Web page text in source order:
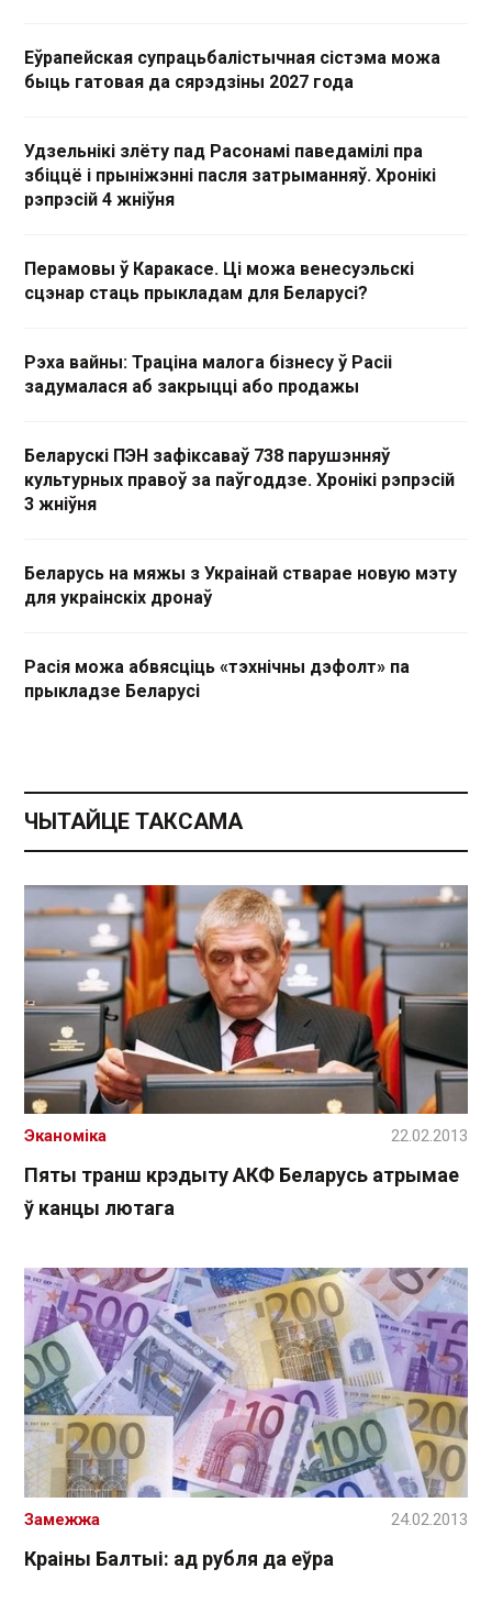
Еўрапейская супрацьбалістычная сістэма можа
быць гатовая да сярэдзіны 2027 года
Удзельнікі злёту пад Расонамі паведамілі пра
збіццё і прыніжэнні пасля затрыманняў. Хронікі
рэпрэсій 4 жніўня
Перамовы ў Каракасе. Ці можа венесуэльскі
сцэнар стаць прыкладам для Беларусі?
Рэха вайны: Траціна малога бізнесу ў Расіі
задумалася аб закрыцці або продажы
Беларускі ПЭН зафіксаваў 738 парушэнняў
культурных правоў за паўгоддзе. Хронікі рэпрэсій
3 жніўня
Беларусь на мяжы з Украінай стварае новую мэту
для украінскіх дронаў
Расія можа абвясціць «тэхнічны дэфолт» па
прыкладзе Беларусі
ЧЫТАЙЦЕ ТАКСАМА
Пяты транш крэдыту АКФ Беларусь атрымае
ў канцы лютага
Эканоміка 22.02.2013
Краіны Балтыі: ад рубля да еўра
Замежжа 24.02.2013